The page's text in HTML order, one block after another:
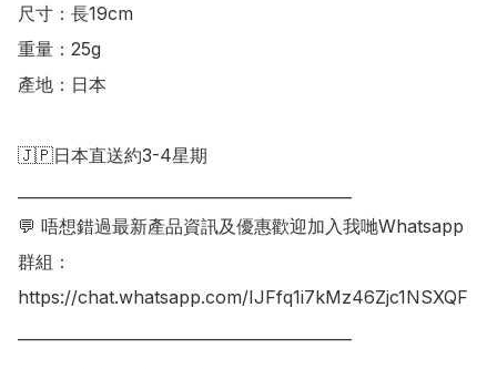
尺寸：長19cm
重量：25g
產地：日本
🇯🇵日本直送約3-4星期
💬 唔想錯過最新產品資訊及優惠歡迎加入我哋Whatsapp
群組：
https://chat.whatsapp.com/IJFfq1i7kMz46Zjc1NSXQF